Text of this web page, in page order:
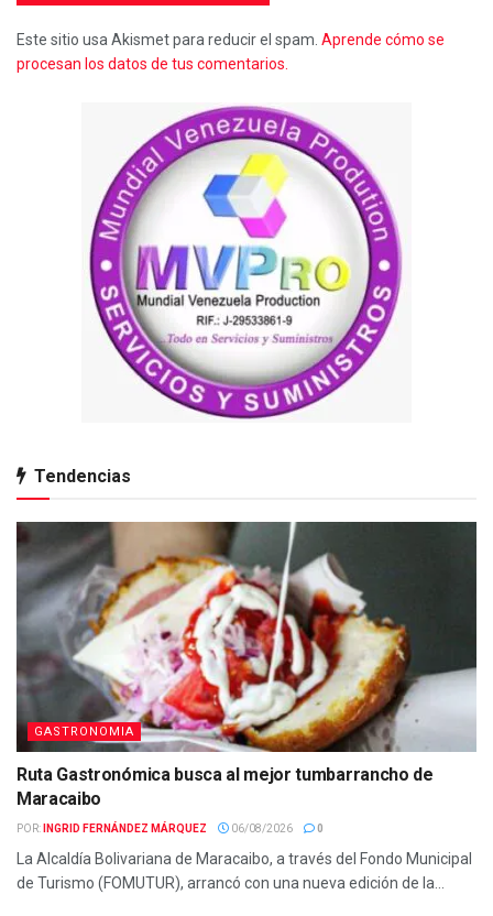
Este sitio usa Akismet para reducir el spam. Aprende cómo se
procesan los datos de tus comentarios.
Tendencias
GASTRONOMIA
Ruta Gastronómica busca al mejor tumbarrancho de
Maracaibo
POR: INGRID FERNÁNDEZ MÁRQUEZ 06/08/2026 0
La Alcaldía Bolivariana de Maracaibo, a través del Fondo Municipal
de Turismo (FOMUTUR), arrancó con una nueva edición de la...